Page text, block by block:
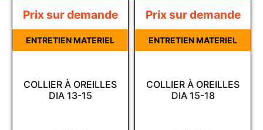
COLLIER À OREILLES
DIA 13-15
Prix sur demande
ENTRETIEN MATERIEL
COLLIER À OREILLES
DIA 15-18
Prix sur demande
ENTRETIEN MATERIEL